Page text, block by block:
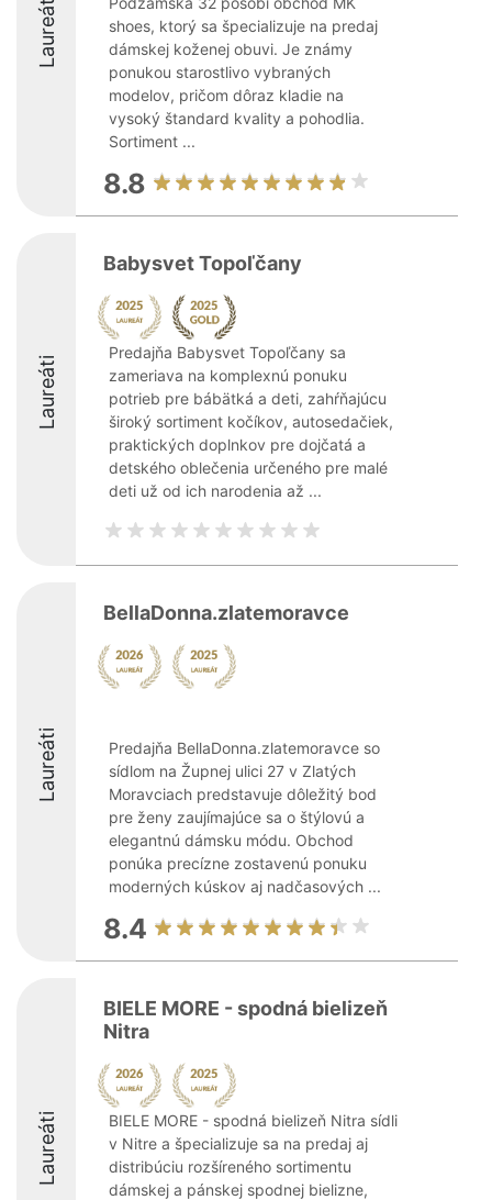
Laureáti
shoes, ktorý sa špecializuje na predaj
dámskej koženej obuvi. Je známy
ponukou starostlivo vybraných
modelov, pričom dôraz kladie na
vysoký štandard kvality a pohodlia.
Sortiment ...
8.8
Laureáti
Babysvet Topoľčany
Predajňa Babysvet Topoľčany sa
zameriava na komplexnú ponuku
potrieb pre bábätká a deti, zahŕňajúcu
široký sortiment kočíkov, autosedačiek,
praktických doplnkov pre dojčatá a
detského oblečenia určeného pre malé
deti už od ich narodenia až ...
Laureáti
BellaDonna.zlatemoravce
Predajňa BellaDonna.zlatemoravce so
sídlom na Župnej ulici 27 v Zlatých
Moravciach predstavuje dôležitý bod
pre ženy zaujímajúce sa o štýlovú a
elegantnú dámsku módu. Obchod
ponúka precízne zostavenú ponuku
moderných kúskov aj nadčasových ...
8.4
Laureáti
BIELE MORE - spodná bielizeň
Nitra
BIELE MORE - spodná bielizeň Nitra sídli
v Nitre a špecializuje sa na predaj aj
distribúciu rozšíreného sortimentu
dámskej a pánskej spodnej bielizne,